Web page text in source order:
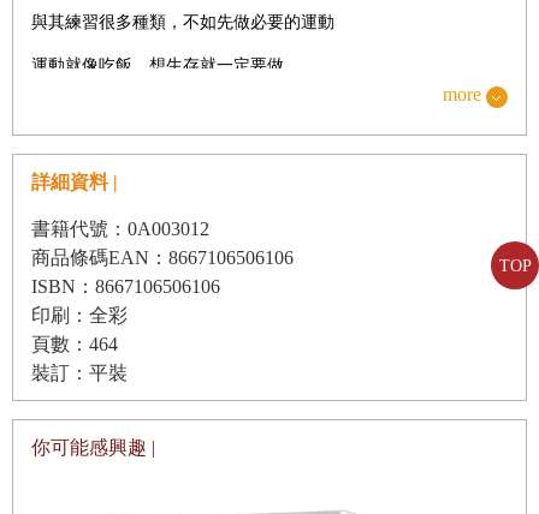
TOP
與其練習很多種類，不如先做必要的運動
運動就像吃飯，想生存就一定要做
EXERCISE1
為了超美的背影。好好練深蹲吧！
EXERCISE2
想檢測體能？歡迎挑戰1分鐘波比跳！
要先有體力，才能撐得住精神
EXERCISE3伏地挺身
more
詳細資料 |
書籍代號：0A003012
商品條碼EAN：8667106506106
ISBN：8667106506106
印刷：全彩
頁數：464
裝訂：平裝
你可能感興趣 |